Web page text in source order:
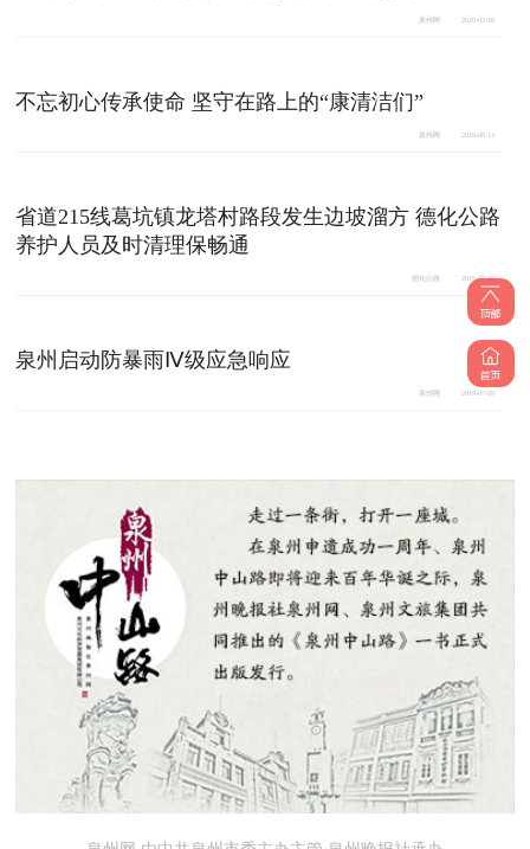
泉州网 2020-02-18
不忘初心传承使命 坚守在路上的“康清洁们”
泉州网 2019-08-13
省道215线葛坑镇龙塔村路段发生边坡溜方 德化公路
养护人员及时清理保畅通
德化公路 2019-07-10
泉州启动防暴雨Ⅳ级应急响应
泉州网 2019-07-09